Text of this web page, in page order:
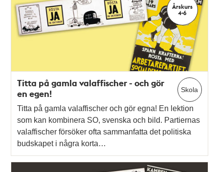
Årskurs
4-6
Skola
Titta på gamla valaffischer - och gör
en egen!
Titta på gamla valaffischer och gör egna! En lektion
som kan kombinera SO, svenska och bild. Partiernas
valaffischer försöker ofta sammanfatta det politiska
budskapet i några korta…